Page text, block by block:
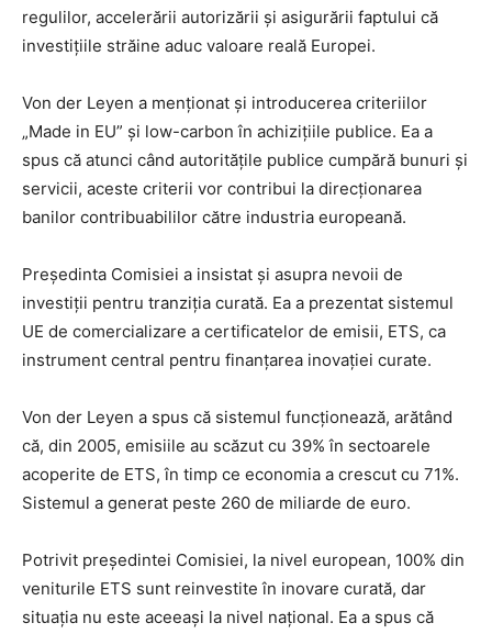
regulilor, accelerării autorizării și asigurării faptului că
investițiile străine aduc valoare reală Europei.
Von der Leyen a menționat și introducerea criteriilor
„Made in EU” și low-carbon în achizițiile publice. Ea a
spus că atunci când autoritățile publice cumpără bunuri și
servicii, aceste criterii vor contribui la direcționarea
banilor contribuabililor către industria europeană.
Președinta Comisiei a insistat și asupra nevoii de
investiții pentru tranziția curată. Ea a prezentat sistemul
UE de comercializare a certificatelor de emisii, ETS, ca
instrument central pentru finanțarea inovației curate.
Von der Leyen a spus că sistemul funcționează, arătând
că, din 2005, emisiile au scăzut cu 39% în sectoarele
acoperite de ETS, în timp ce economia a crescut cu 71%.
Sistemul a generat peste 260 de miliarde de euro.
Potrivit președintei Comisiei, la nivel european, 100% din
veniturile ETS sunt reinvestite în inovare curată, dar
situația nu este aceeași la nivel național. Ea a spus că